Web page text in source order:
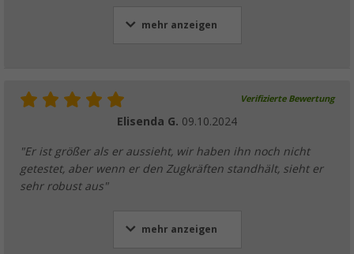
mehr anzeigen
Verifizierte Bewertung
Elisenda G. 09.10.2024
"Er ist größer als er aussieht, wir haben ihn noch nicht
getestet, aber wenn er den Zugkräften standhält, sieht er
sehr robust aus"
mehr anzeigen